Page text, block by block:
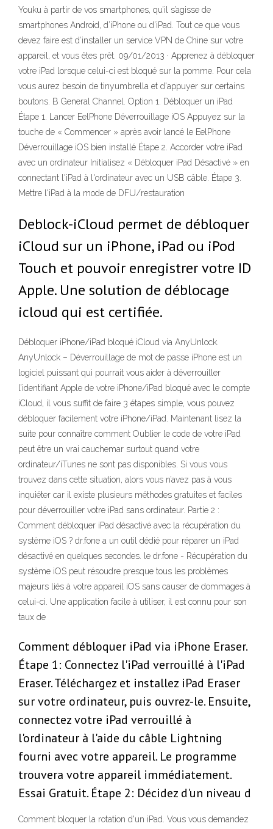
Youku à partir de vos smartphones, qu’il s’agisse de
smartphones Android, d’iPhone ou d’iPad. Tout ce que vous
devez faire est d’installer un service VPN de Chine sur votre
appareil, et vous êtes prêt. 09/01/2013 · Apprenez à débloquer
votre iPad lorsque celui-ci est bloqué sur la pomme. Pour cela
vous aurez besoin de tinyumbrella et d'appuyer sur certains
boutons. B General Channel. Option 1. Débloquer un iPad
Étape 1. Lancer EelPhone Déverrouillage iOS Appuyez sur la
touche de « Commencer » après avoir lancé le EelPhone
Déverrouillage iOS bien installé Étape 2. Accorder votre iPad
avec un ordinateur Initialisez « Débloquer iPad Désactivé » en
connectant l'iPad à l'ordinateur avec un USB câble. Étape 3.
Mettre l'iPad à la mode de DFU/restauration
Deblock-iCloud permet de débloquer
iCloud sur un iPhone, iPad ou iPod
Touch et pouvoir enregistrer votre ID
Apple. Une solution de déblocage
icloud qui est certifiée.
Débloquer iPhone/iPad bloqué iCloud via AnyUnlock.
AnyUnlock – Déverrouillage de mot de passe iPhone est un
logiciel puissant qui pourrait vous aider à déverrouiller
l’identifiant Apple de votre iPhone/iPad bloqué avec le compte
iCloud, il vous suffit de faire 3 étapes simple, vous pouvez
débloquer facilement votre iPhone/iPad. Maintenant lisez la
suite pour connaître comment Oublier le code de votre iPad
peut être un vrai cauchemar surtout quand votre
ordinateur/iTunes ne sont pas disponibles. Si vous vous
trouvez dans cette situation, alors vous n’avez pas à vous
inquiéter car il existe plusieurs méthodes gratuites et faciles
pour déverrouiller votre iPad sans ordinateur. Partie 2 :
Comment débloquer iPad désactivé avec la récupération du
système iOS ? dr.fone a un outil dédié pour réparer un iPad
désactivé en quelques secondes. le dr.fone - Récupération du
système iOS peut résoudre presque tous les problèmes
majeurs liés à votre appareil iOS sans causer de dommages à
celui-ci. Une application facile à utiliser, il est connu pour son
taux de
Comment débloquer iPad via iPhone Eraser.
Étape 1: Connectez l'iPad verrouillé à l'iPad
Eraser. Téléchargez et installez iPad Eraser
sur votre ordinateur, puis ouvrez-le. Ensuite,
connectez votre iPad verrouillé à
l'ordinateur à l'aide du câble Lightning
fourni avec votre appareil. Le programme
trouvera votre appareil immédiatement.
Essai Gratuit. Étape 2: Décidez d'un niveau d
Comment bloquer la rotation d'un iPad. Vous vous demandez